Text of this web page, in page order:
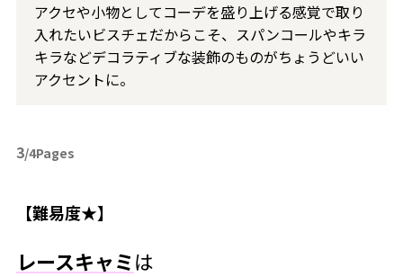
アクセや小物としてコーデを盛り上げる感覚で取り
入れたいビスチェだからこそ、スパンコールやキラ
キラなどデコラティブな装飾のものがちょうどいい
アクセントに。
3/4Pages
【難易度★】
レースキャミは